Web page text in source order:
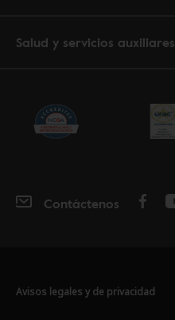
Salud y servicios auxiliares
Contáctenos
Avisos legales y de privacidad